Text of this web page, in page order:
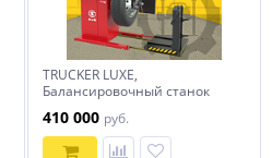
TRUCKER LUXE,
Балансировочный станок
монитор красный
410 000 руб.